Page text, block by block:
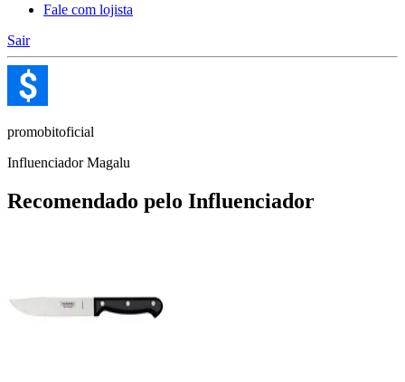
Fale com lojista
Sair
promobitoficial
Influenciador Magalu
Recomendado pelo Influenciador